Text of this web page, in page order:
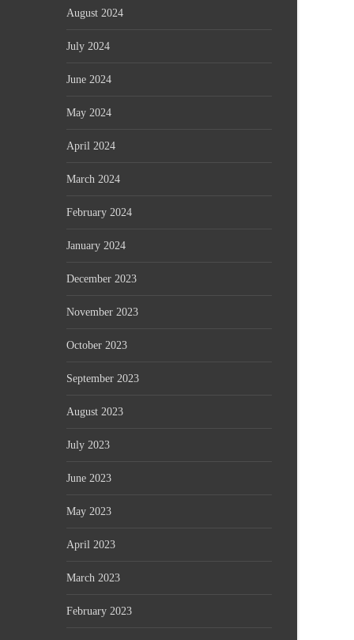
August 2024
July 2024
June 2024
May 2024
April 2024
March 2024
February 2024
January 2024
December 2023
November 2023
October 2023
September 2023
August 2023
July 2023
June 2023
May 2023
April 2023
March 2023
February 2023